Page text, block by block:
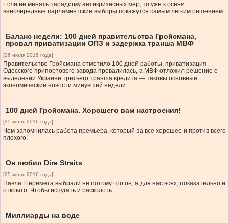
Если не менять парадигму антикризисных мер, то уже к осени
внеочередные парламентские выборы покажутся самым легким решением.
Баланс недели: 100 дней правительства Гройсмана,
провал приватизации ОПЗ и задержка транша МВФ
[26 июля 2016 года]
Правительство Гройсмана отметило 100 дней работы, приватизация
Одесского припортового завода провалилась, а МВФ отложил решение о
выделении Украине третьего транша кредита — таковы основные
экономические новости минувшей недели.
100 дней Гройсмана. Хорошего вам настроения!
[25 июля 2016 года]
Чем запомнилась работа премьера, который за все хорошее и против всего
плохого.
Он любил Dire Straits
[25 июля 2016 года]
Павла Шеремета выбрали не потому что он, а для нас всех, показательно и
открыто. Чтобы испугать и расколоть.
Миллиарды на воде